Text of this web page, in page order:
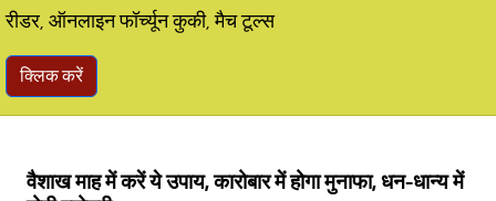
रीडर, ऑनलाइन फॉर्च्यून कुकी, मैच टूल्स
क्लिक करें
वैशाख माह में करें ये उपाय, कारोबार में होगा मुनाफा, धन-धान्य में